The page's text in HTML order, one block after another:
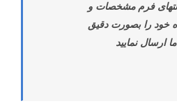
فرم مشخصات و
خود را بصورت دقیق
ارسال نمایید